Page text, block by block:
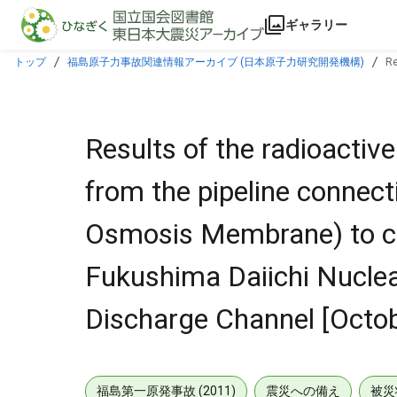
本文に飛ぶ
ギャラリー
トップ 福島原子力事故関連情報アーカイブ (日本原子力研究開発機構)
Results of the
from the pipeline
Osmosis Membrane) to
Fukushima Daiichi
Discharge Channel
福島第一原発事故 (2011) 震災への備え 被災